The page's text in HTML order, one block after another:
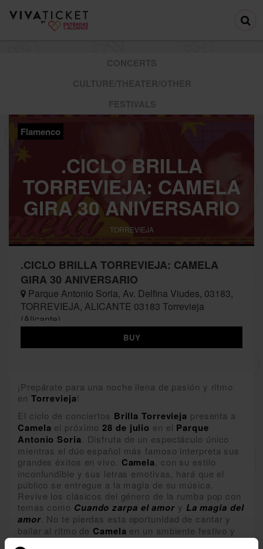
Flamenco
.CICLO BRILLA
TORREVIEJA: CAMELA
GIRA 30 ANIVERSARIO
TORREVIEJA
.CICLO BRILLA TORREVIEJA: CAMELA
GIRA 30 ANIVERSARIO
Parque Antonio Soria, Av. Delfina Viudes, 03183,
TORREVIEJA, ALICANTE 03183 Torrevieja
(Alicante)
BUY
¡Prepárate para una noche llena de pasión y ritmo
en Torrevieja
El ciclo de conciertos Brilla Torrevieja presenta a
Camela el próximo28 de julio en el Parque
Antonio Soria . Disfruta de un espectáculo único
mientras el dúo español más famoso interpreta sus
grandes éxitos en vivo. Camela , con su estilo
inconfundible y sus letras emotivas, hará que el
público se entregue a la magia de su música.
Revive los clásicos del género de la rumba pop con
temas como Cuando zarpa el amory La magia del
amor. No te pierdas esta oportunidad de cantar y
bailar al ritmo de Camela en un ambiente festivo y
lleno de energía.